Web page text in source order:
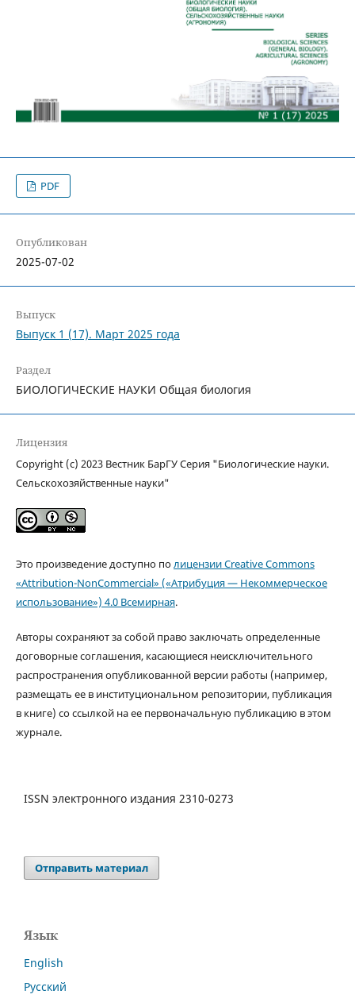
PDF
Опубликован
2025-07-02
Выпуск
Выпуск 1 (17). Март 2025 года
Раздел
БИОЛОГИЧЕСКИЕ НАУКИ Общая биология
Лицензия
Copyright (c) 2023 Вестник БарГУ Серия "Биологические науки.
Сельскохозяйственные науки"
Это произведение доступно полицензии Creative Commons
«Attribution-NonCommercial» («Атрибуция — Некоммерческое
использование») 4.0 Всемирная.
Авторы сохраняют за собой право заключать определенные
договорные соглашения, касающиеся неисключительного
распространения опубликованной версии работы (например,
размещать ее в институциональном репозитории, публикация
в книге) со ссылкой на ее первоначальную публикацию в этом
журнале.
ISSN электронного издания 2310-0273
Отправить материал
Язык
English
Русский